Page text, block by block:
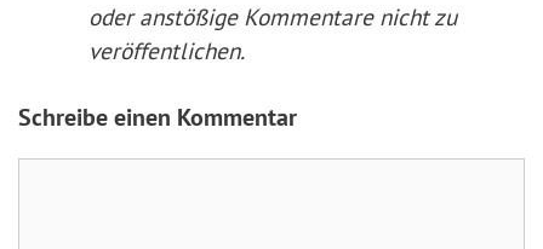
oder anstößige Kommentare nicht zu
veröffentlichen.
Schreibe einen Kommentar